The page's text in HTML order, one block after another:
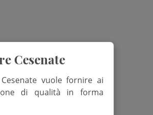
Cesenate
vuole fornire ai
di qualità in forma